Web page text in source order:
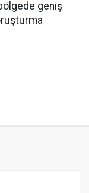
geniş